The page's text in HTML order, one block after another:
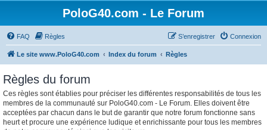
PoloG40.com - Le Forum
FAQ Règles Connexion
S’enregistrer
Le site www.PoloG40.com Index du forum Règles
Règles du forum
Ces règles sont établies pour préciser les différentes responsabilités de tous les
membres de la communauté sur PoloG40.com - Le Forum. Elles doivent être
acceptées par chacun dans le but de garantir que notre forum fonctionne sans
heurt et procure une expérience ludique et enrichissante pour tous les membres